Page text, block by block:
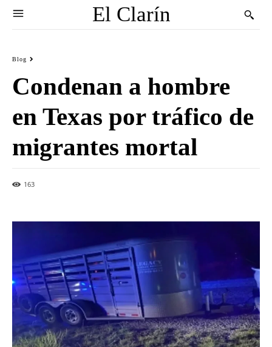
El Clarín
Blog
Condenan a hombre
en Texas por tráfico de
migrantes mortal
163